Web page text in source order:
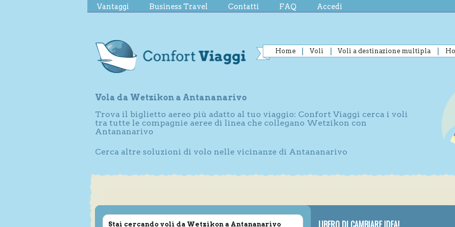
Vantaggi Business Travel Contatti FAQ Accedi
Home Voli Voli a destinazione multipla
Vola da Wetzikon a Antananarivo
Trova il biglietto aereo più adatto al tuo viaggio: Confort Viaggi cerca i voli
tra tutte le compagnie aeree di linea che collegano Wetzikon con
Antananarivo
Cerca altre soluzioni di volo nelle vicinanze di Antananarivo
Stai cercando voli da Wetzikon a Antananarivo LIBERO DI CAMBIARE IDEA!